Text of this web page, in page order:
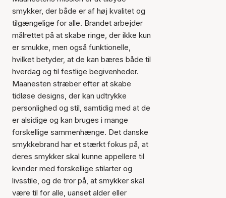
smykker, der både er af høj kvalitet og
tilgængelige for alle. Brandet arbejder
målrettet på at skabe ringe, der ikke kun
er smukke, men også funktionelle,
hvilket betyder, at de kan bæres både til
hverdag og til festlige begivenheder.
Maanesten stræber efter at skabe
tidløse designs, der kan udtrykke
personlighed og stil, samtidig med at de
er alsidige og kan bruges i mange
forskellige sammenhænge. Det danske
smykkebrand har et stærkt fokus på, at
deres smykker skal kunne appellere til
kvinder med forskellige stilarter og
livsstile, og de tror på, at smykker skal
være til for alle, uanset alder eller